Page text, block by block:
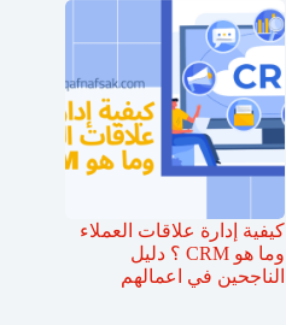
كيفية إدارة علاقات العملاء
وما هو CRM ؟ دليل
الناجحين في اعمالهم